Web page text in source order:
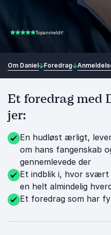
4.80 ud af 5Topanmeldt!
Om Daniel Foredrag
Et foredrag med
jer:
En hudløst ærligt,
om hans fangenskab
gennemlevede der
Et indblik i, hvor
en helt almindelig
Et foredrag som har